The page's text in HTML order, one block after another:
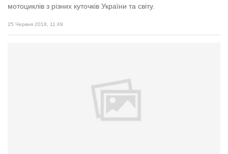
мотоциклів з різних куточків України та світу.
25 Червня 2018, 11:49